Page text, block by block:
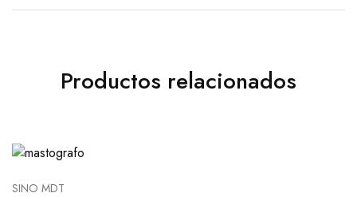
Productos relacionados
SINO MDT